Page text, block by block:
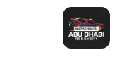
تخطي
إلى
المحتوى